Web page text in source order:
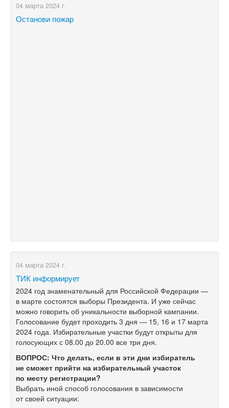
04 марта 2024 г.
Останови пожар
04 марта 2024 г.
ТИК информирует
2024 год знаменательный для Российской Федерации —
в марте состоятся выборы Президента. И уже сейчас
можно говорить об уникальности выборной кампании.
Голосование будет проходить 3 дня — 15, 16 и 17 марта
2024 года. Избирательные участки будут открыты для
голосующих с 08.00 до 20.00 все три дня.
ВОПРОС: Что делать, если в эти дни избиратель
не сможет прийти на избирательный участок
по месту регистрации?
Выбрать иной способ голосования в зависимости
от своей ситуации: